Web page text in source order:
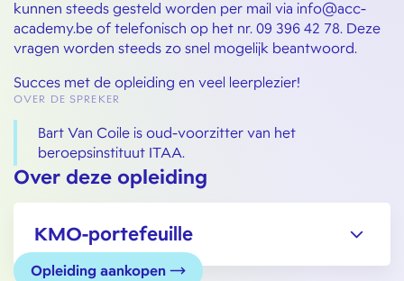
kunnen steeds gesteld worden per mail via info@acc-
academy.be of telefonisch op het nr. 09 396 42 78. Deze
vragen worden steeds zo snel mogelijk beantwoord.
Succes met de opleiding en veel leerplezier!
OVER DE SPREKER
Bart Van Coile is oud-voorzitter van het
beroepsinstituut ITAA.
Over deze opleiding
KMO-portefeuille
Opleiding aankopen